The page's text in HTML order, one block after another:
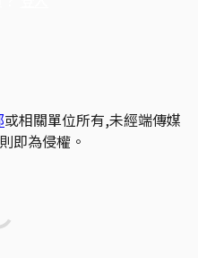
或相關單位所有,未經端傳媒
即為侵權。